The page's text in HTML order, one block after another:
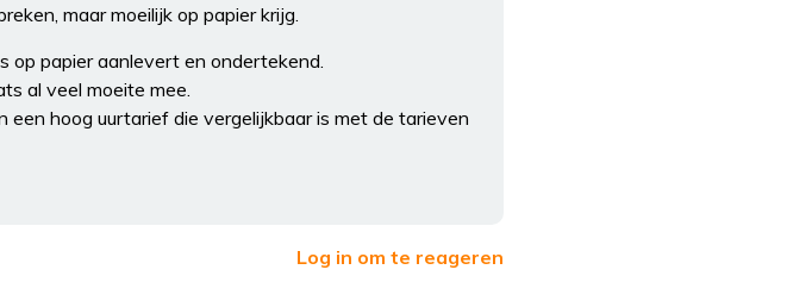
maar moeilijk op papier krijg.
op papier aanlevert en ondertekend.
al veel moeite mee.
hoog uurtarief die vergelijkbaar is met de tarieven
Log in om te reageren